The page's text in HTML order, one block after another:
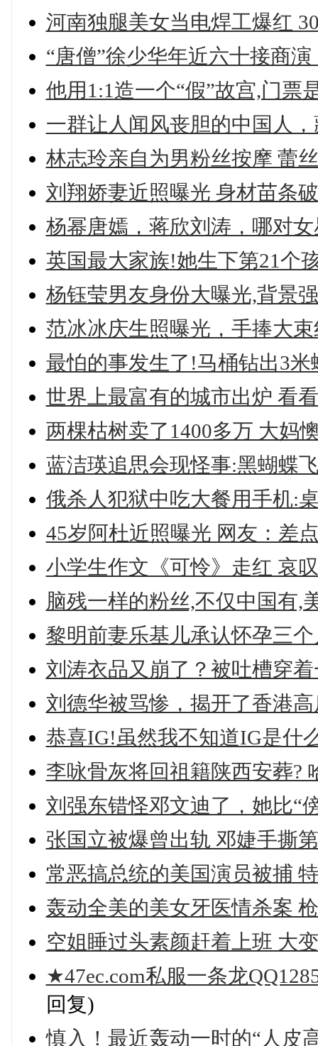
河南独腿美女当电焊工爆红
“唐僧”徐少华年近六十接商
他用1:1造一个“假”故宫,门票
一群让人闻风丧胆的中国人
林志玲亲自为男粉丝按摩 蕾
刘翔娇妻近照曝光 身材苗条
杨幂唐嫣，蒋欣刘涛，哪对
英国最大家族!她生下第21个
杨钰莹男友身份大曝光,背景
范冰冰庆生照曝光，手捧大
最怕的事发生了!马桶钻出3
世界上最富有的城市出炉 看
两棵枯树卖了1400多万 大妈
蓝洁瑛追思会现怪事:黑蝴蝶
俄杀人犯狱中吃大餐用手机:
45岁阿杜近照曝光 网友：差
小学生作文《可怜》走红 哀
脑残一样的粉丝,不仅中国有,
黎明前妻乐基儿承认怀孕三
刘涛衣品又崩了？被吐槽穿
刘德华被骂惨，揭开了香港
恭喜IG!虽然我不知道IG是什
李咏骨灰将回祖籍陕西安葬?
刘强东错怪邓文迪了，她比“
张国立被爆曾出轨 邓婕手撕
常恶搞总统的美国演员被捕
轰动全美的美女牙医情杀案
空姐睡过头素颜赶着上班 大
★47ec.com私服一条龙
回复)
慎入！最近轰动一时的“人皮